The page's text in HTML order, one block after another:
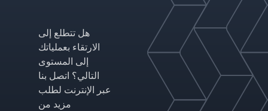
التغذية
ومتطلبات
المناسب
لتطبيقك
ونخصص
التكوينات
لتحسين
الأداء في
عمود الفصل
المحدد.
هل تتطلع إلى
الارتقاء بعملياتك
إلى المستوى
التالي؟ اتصل بنا
عبر الإنترنت لطلب
مزيد من